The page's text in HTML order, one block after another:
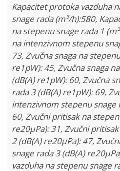
Kapacitet protoka vazduha
snage rada (m³/h):580,
na stepenu snage rada 1
na intenzivnom stepenu
73,Zvučna snaga na
re1pW): 45,Zvučna snaga
(dB(A) re1pW): 60,Zvučna
rada 3 (dB(A) re1pW): 69,
intenzivnom stepenu snage
60,Zvučni pritisak na
re20µPa): 31,Zvučni
2 (dB(A) re20µPa): 47,
snage rada 3 (dB(A)
vazduha na stepenu snage